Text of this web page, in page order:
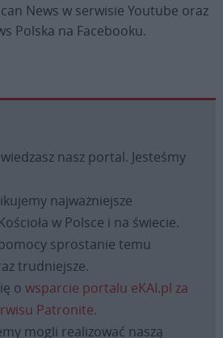
News w serwisie Youtube oraz
Polska na Facebooku.
nasz portal. Jesteśmy
najważniejsze
w Polsce i na świecie.
sprostanie temu
trudniejsze.
o wsparcie portalu eKAI.pl za
Patronite.
mogli realizować naszą